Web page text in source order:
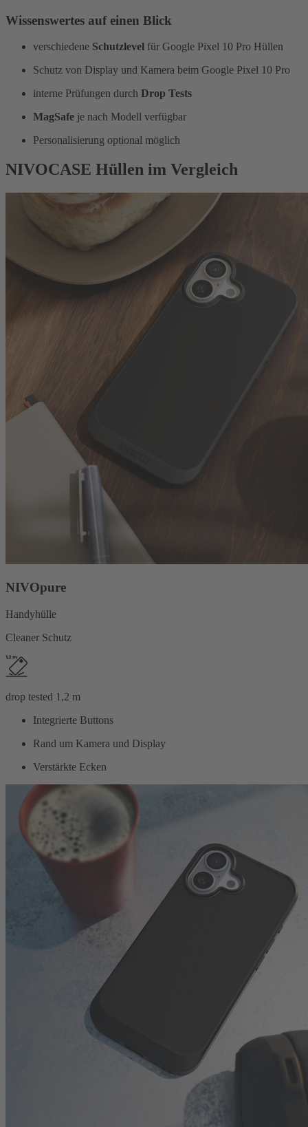
Wissenswertes auf einen Blick
verschiedene Schutzlevel für Google Pixel 10 Pro Hüllen
Schutz von Display und Kamera beim Google Pixel 10 Pro
interne Prüfungen durch Drop Tests
MagSafe je nach Modell verfügbar
Personalisierung optional möglich
NIVOCASE Hüllen im Vergleich
NIVOpure
Handyhülle
Cleaner Schutz
drop tested 1,2 m
Integrierte Buttons
Rand um Kamera und Display
Verstärkte Ecken